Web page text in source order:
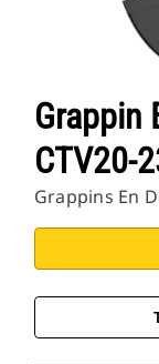
Grappin
CTV20-
Grappins En